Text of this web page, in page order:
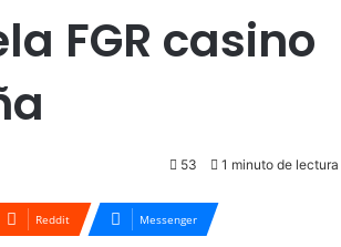
FGR casino
53 1 minuto de lectura
Reddit Messenger